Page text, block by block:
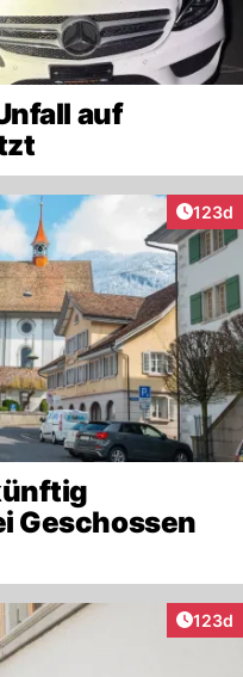
auf
123d
Geschossen
123d